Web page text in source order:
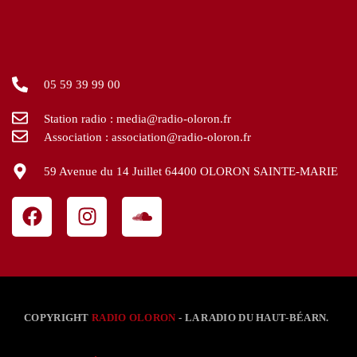
05 59 39 99 00
Station radio : media@radio-oloron.fr
Association : association@radio-oloron.fr
59 Avenue du 14 Juillet 64400 OLORON SAINTE-MARIE
COPYRIGHTRADIO OLORON - LA RADIO DU HAUT-BÉARN.